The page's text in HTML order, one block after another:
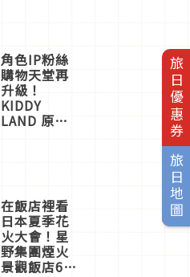
旅日優惠券
旅日地圖
一同給出了
答案
角色IP粉絲
購物天堂再
升級！
KIDDY
LAND 原宿
店3分即達
在飯店裡看
日本夏季花
火大會！星
野集團煙火
景觀飯店6